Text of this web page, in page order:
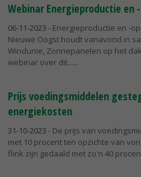
Webinar Energieproductie
06-11-2023 - Energieproductie en -
Nieuwe Oogst houdt vanavond in
Windunie, Zonnepanelen op het
webinar over dit...
Prijs voedingsmiddelen
energiekosten
31-10-2023 - De prijs van
met 10 procent ten opzichte van
flink zijn gedaald met zo'n 40